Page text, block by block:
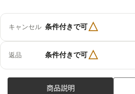
キャンセル 条件付きで可△
返品 条件付きで可△
商品説明